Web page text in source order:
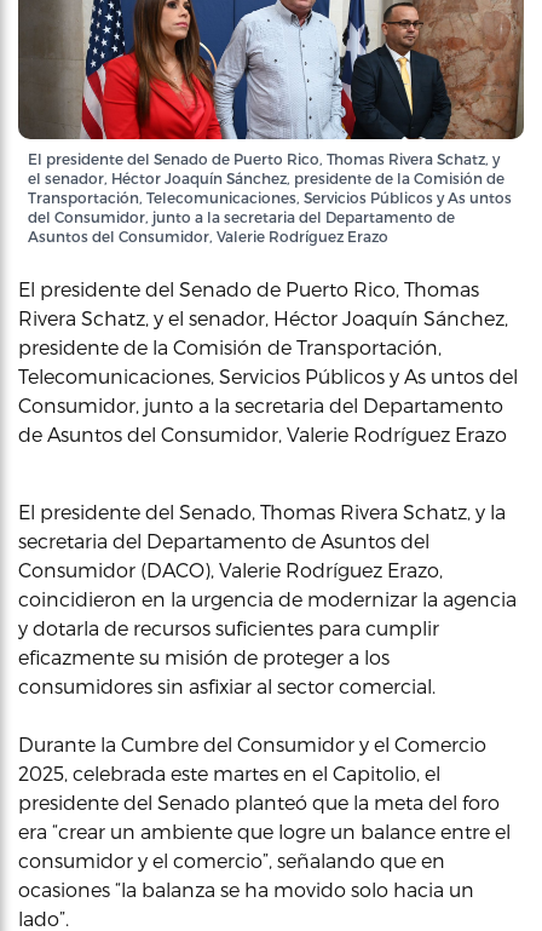
El presidente del Senado de Puerto Rico, Thomas Rivera Schatz, y
el senador, Héctor Joaquín Sánchez, presidente de la Comisión de
Transportación, Telecomunicaciones, Servicios Públicos y As untos
del Consumidor, junto a la secretaria del Departamento de
Asuntos del Consumidor, Valerie Rodríguez Erazo
El presidente del Senado de Puerto Rico, Thomas
Rivera Schatz, y el senador, Héctor Joaquín Sánchez,
presidente de la Comisión de Transportación,
Telecomunicaciones, Servicios Públicos y As untos del
Consumidor, junto a la secretaria del Departamento
de Asuntos del Consumidor, Valerie Rodríguez Erazo
El presidente del Senado, Thomas Rivera Schatz, y la
secretaria del Departamento de Asuntos del
Consumidor (DACO), Valerie Rodríguez Erazo,
coincidieron en la urgencia de modernizar la agencia
y dotarla de recursos suficientes para cumplir
eficazmente su misión de proteger a los
consumidores sin asfixiar al sector comercial.
Durante la Cumbre del Consumidor y el Comercio
2025, celebrada este martes en el Capitolio, el
presidente del Senado planteó que la meta del foro
era “crear un ambiente que logre un balance entre el
consumidor y el comercio”, señalando que en
ocasiones “la balanza se ha movido solo hacia un
lado”.